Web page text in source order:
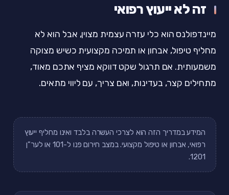
זה לא ייעוץ רפואי
מיינדפולנס הוא כלי עזרה עצמית מצוין, אבל הוא לא
מחליף טיפול, אבחון או תמיכה מקצועית כשיש מצוקה
משמעותית. אם תרגול שקט דווקא מציף אתכם מאוד,
מתחילים קצר, בעדינות, ואם צריך, עם ליווי מתאים.
המידע במדריך הזה הוא לצרכי העשרה בלבד ואינו מחליף ייעוץ
רפואי, אבחון או טיפול מקצועי. במצב חירום פנו ל-101 או לער"ן
1201.